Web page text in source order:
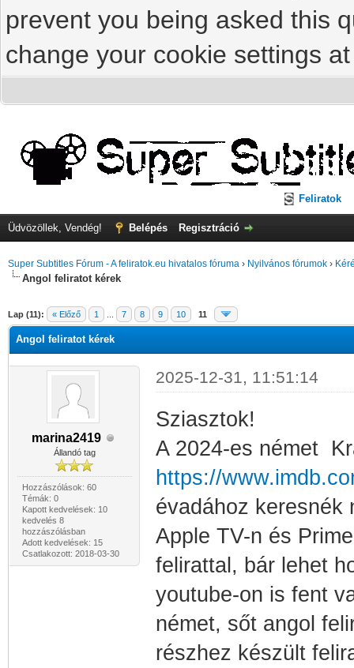
prevent you being asked this
change your cookie settings
Feliratok
Üdvözöllek, Vendég! Belépés Regisztráció
Super Subtitles Fórum - A feliratok.eu hivatalos fóruma › Nyilvános fórumok ›
Angol feliratot kérek
Lap (11): « Előző 1 7 8 9 10 11
Angol feliratot kérek
marina2419
Állandó tag
Hozzászólások: 60
Témák: 0
Kapott kedvelések: 10
kedvelés 8
hozzászólásban
Adott kedvelések: 15
Csatlakozott: 2018-03-30
2025-12-31, 11:51:14
Sziasztok!
A 2024-es német
https://
évadához keresnék
Apple TV-n és
felirattal, bár lehet
youtube-on is fent
német, sőt angol
részhez készült